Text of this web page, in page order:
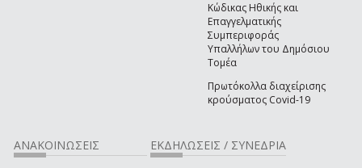
Κώδικας Ηθικής και
Επαγγελματικής
Συμπεριφοράς
Υπαλλήλων του Δημόσιου
Τομέα
Πρωτόκολλα διαχείρισης
κρούσματος Covid-19
ΑΝΑΚΟΙΝΩΣΕΙΣ ΕΚΔΗΛΩΣΕΙΣ / ΣΥΝΕΔΡΙΑ